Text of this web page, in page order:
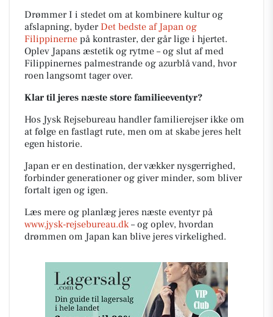
Drømmer I i stedet om at kombinere kultur og
afslapning, byder Det bedste af Japan og
Filippinerne på kontraster, der går lige i hjertet.
Oplev Japans æstetik og rytme – og slut af med
Filippinernes palmestrande og azurblå vand, hvor
roen langsomt tager over.
Klar til jeres næste store familieeventyr?
Hos Jysk Rejsebureau handler familierejser ikke om
at følge en fastlagt rute, men om at skabe jeres helt
egen historie.
Japan er en destination, der vækker nysgerrighed,
forbinder generationer og giver minder, som bliver
fortalt igen og igen.
Læs mere og planlæg jeres næste eventyr på
www.jysk-rejsebureau.dk– og oplev, hvordan
drømmen om Japan kan blive jeres virkelighed.